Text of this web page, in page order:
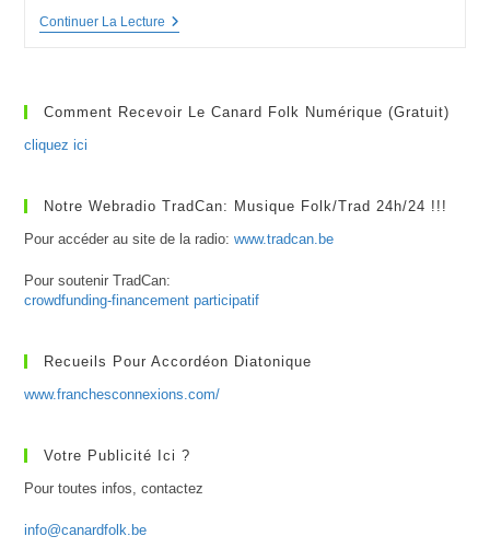
Continuer La LectureInterview
Comment Recevoir Le Canard Folk Numérique (gratuit)
cliquez ici
Notre Webradio TradCan: Musique Folk/Trad 24h/24 !!!
Pour accéder au site de la radio:www.tradcan.be
Pour soutenir TradCan:
crowdfunding-financement participatif
Recueils Pour Accordéon Diatonique
www.franchesconnexions.com/
Votre Publicité Ici ?
Pour toutes infos, contactez
info@canardfolk.be